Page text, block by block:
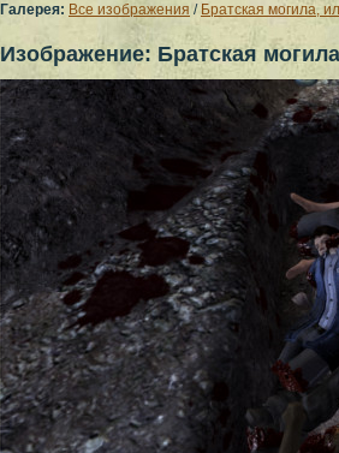
Галерея: Все изображения / Братская могила,
Изображение: Братская